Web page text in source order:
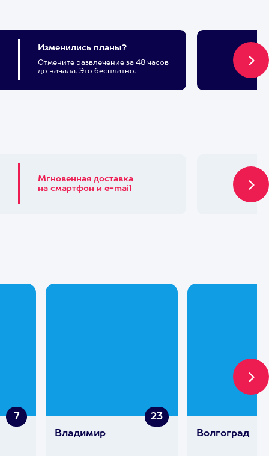
Изменились планы?
Отмените развлечение за 48 часов
до начала. Это бесплатно.
Мгновенная доставка
на смартфон и e-mail
7
23
Владимир
Волгоград